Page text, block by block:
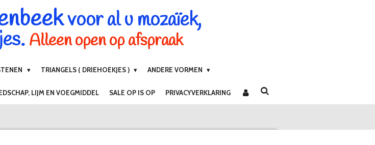
voor al u mozaïek,
Alleen open op afspraak
TRIANGELS ( DRIEHOEKJES ) ANDERE VORMEN
LIJM EN VOEGMIDDEL SALE OP IS OP PRIVACYVERKLARING